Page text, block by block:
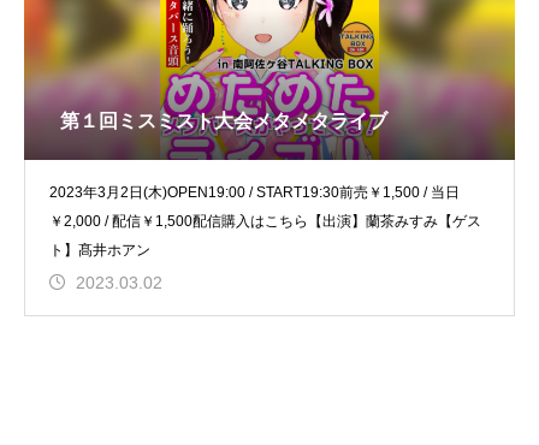
第１回ミスミスト大会メタメタライブ
2023年3月2日(木)OPEN19:00 / START19:30前売￥1,500 / 当日
￥2,000 / 配信￥1,500配信購入はこちら【出演】蘭茶みすみ【ゲス
ト】髙井ホアン
2023.03.02